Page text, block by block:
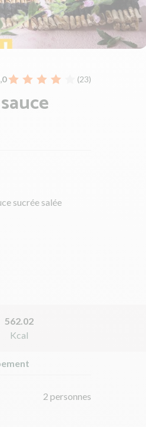
(23)
sucrée salée
562.02
Kcal
2 personnes